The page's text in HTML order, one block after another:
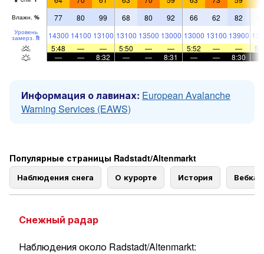
Влажн. % 77 80 99 68 80 92 66 62 82
Уровень
замерз. ft 14300 14100 13100 13100 13500 13000 13000 13100 13900
5:48
— — 5:50 — — 5:52 — —
—
— 8:32 — — 8:31 — — 8:30
Информация о лавинах: European Avalanche
Warning Services (EAWS)
Популярные страницы Radstadt/Altenmarkt
Наблюдения снега О курорте История
Снежный радар
Наблюдения около Radstadt/Altenmarkt: